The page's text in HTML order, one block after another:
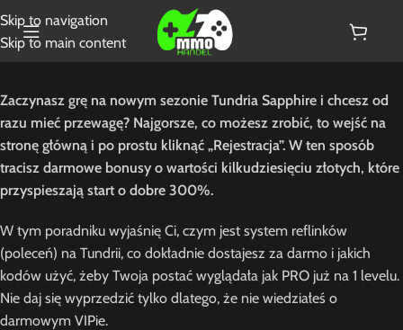
Skip to navigation
Skip to main content
Zaczynasz grę na nowym sezonie Tundria Sapphire i chcesz od
razu mieć przewagę? Najgorsze, co możesz zrobić, to wejść na
stronę główną i po prostu kliknąć „Rejestracja”. W ten sposób
tracisz darmowe bonusy o wartości kilkudziesięciu złotych, które
przyspieszają start o dobre 300%.
W tym poradniku wyjaśnię Ci, czym jest system reflinków
(poleceń) na Tundrii, co dokładnie dostajesz za darmo i jakich
kodów użyć, żeby Twoja postać wyglądała jak PRO już na 1 levelu.
Nie daj się wyprzedzić tylko dlatego, że nie wiedziałeś o
darmowym VIPie.